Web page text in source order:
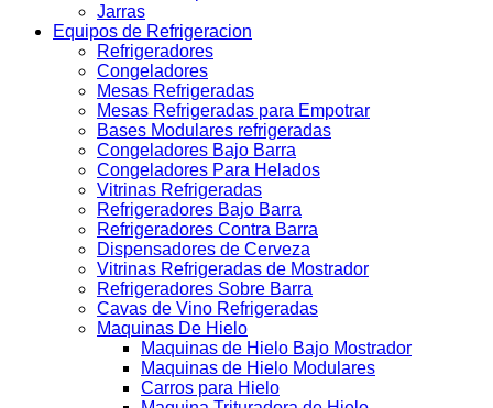
Jarras
Equipos de Refrigeracion
Refrigeradores
Congeladores
Mesas Refrigeradas
Mesas Refrigeradas para Empotrar
Bases Modulares refrigeradas
Congeladores Bajo Barra
Congeladores Para Helados
Vitrinas Refrigeradas
Refrigeradores Bajo Barra
Refrigeradores Contra Barra
Dispensadores de Cerveza
Vitrinas Refrigeradas de Mostrador
Refrigeradores Sobre Barra
Cavas de Vino Refrigeradas
Maquinas De Hielo
Maquinas de Hielo Bajo Mostrador
Maquinas de Hielo Modulares
Carros para Hielo